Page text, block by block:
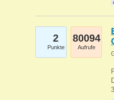
2
Punkte
80094
Aufrufe